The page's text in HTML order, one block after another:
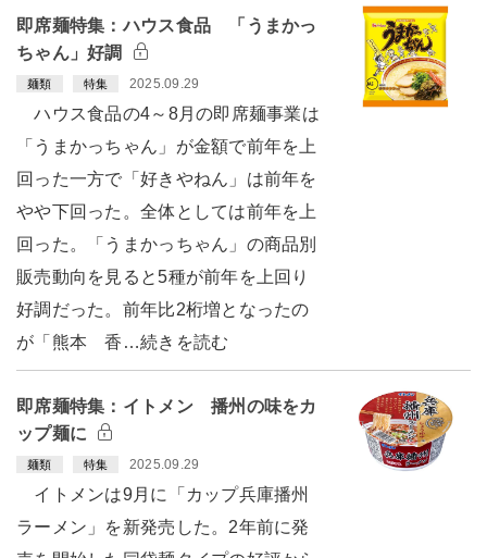
即席麺特集：ハウス食品 「うまかっ
ちゃん」好調
麺類 特集 2025.09.29
ハウス食品の4～8月の即席麺事業は
「うまかっちゃん」が金額で前年を上
回った一方で「好きやねん」は前年を
やや下回った。全体としては前年を上
回った。「うまかっちゃん」の商品別
販売動向を見ると5種が前年を上回り
好調だった。前年比2桁増となったの
が「熊本 香…続きを読む
即席麺特集：イトメン 播州の味をカ
ップ麺に
麺類 特集 2025.09.29
イトメンは9月に「カップ兵庫播州
ラーメン」を新発売した。2年前に発